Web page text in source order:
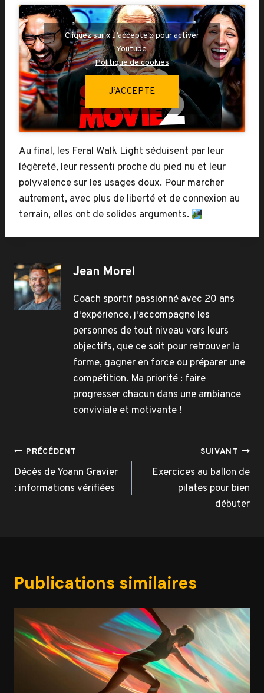
Cliquez sur « J’accepte » pour activer
Youtube
Politique de cookies
J’ACCEPTE
Au final, les Feral Walk Light séduisent par leur
légèreté, leur ressenti proche du pied nu et leur
polyvalence sur les usages doux. Pour marcher
autrement, avec plus de liberté et de connexion au
terrain, elles ont de solides arguments.
Jean Morel
Coach sportif passionné avec 20 ans
d'expérience, j'accompagne les
personnes de tout niveau vers leurs
objectifs, que ce soit pour retrouver la
forme, gagner en force ou préparer une
compétition. Ma priorité : faire
progresser chacun dans une ambiance
conviviale et motivante !
Navigation
de
l’article
PRÉCÉDENT
Décès de Yoann Gravier
: informations vérifiées
SUIVANT
Exercices au ballon de
pilates pour bien
débuter
Publications similaires